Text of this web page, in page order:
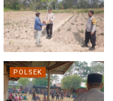
POLSEK